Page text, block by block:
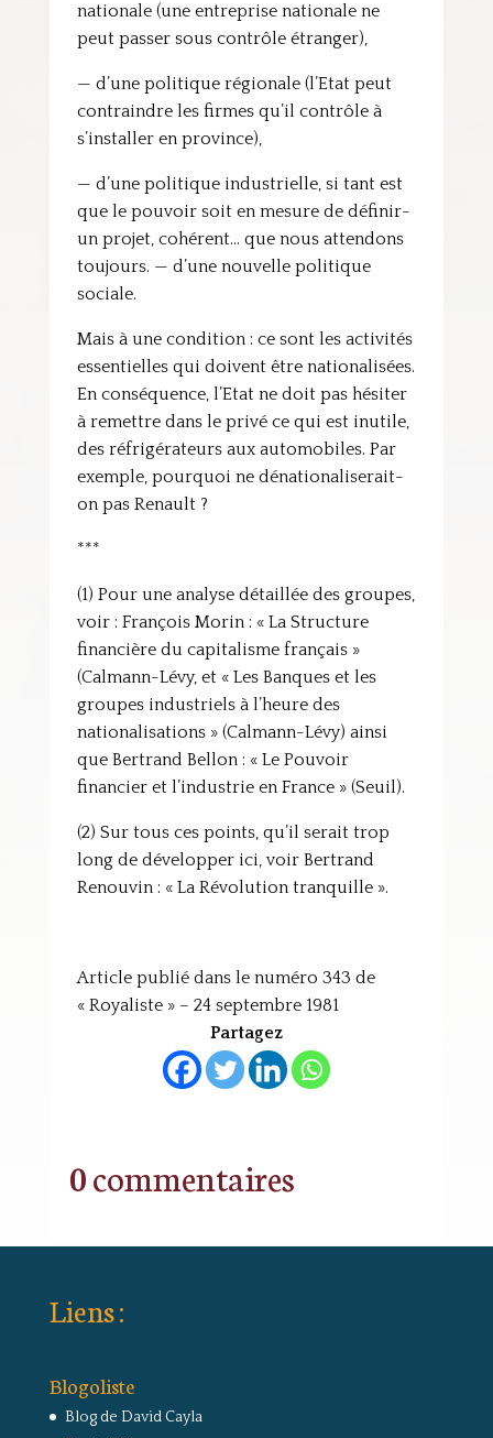
nationale (une entreprise nationale ne
peut passer sous contrôle étranger),
— d’une politique régionale (l’Etat peut
contraindre les firmes qu’il contrôle à
s’installer en province),
— d’une politique industrielle, si tant est
que le pouvoir soit en mesure de définir-
un projet, cohérent… que nous attendons
toujours. — d’une nouvelle politique
sociale.
Mais à une condition : ce sont les activités
essentielles qui doivent être nationalisées.
En conséquence, l’Etat ne doit pas hésiter
à remettre dans le privé ce qui est inutile,
des réfrigérateurs aux automobiles. Par
exemple, pourquoi ne dénationaliserait-
on pas Renault ?
***
(1) Pour une analyse détaillée des groupes,
voir : François Morin : « La Structure
financière du capitalisme français »
(Calmann-Lévy, et « Les Banques et les
groupes industriels à l’heure des
nationalisations » (Calmann-Lévy) ainsi
que Bertrand Bellon : « Le Pouvoir
financier et l’industrie en France » (Seuil).
(2) Sur tous ces points, qu’il serait trop
long de développer ici, voir Bertrand
Renouvin : « La Révolution tranquille ».
Article publié dans le numéro 343 de
« Royaliste » – 24 septembre 1981
Partagez
0 commentaires
Liens :
Blogoliste
Blog de David Cayla